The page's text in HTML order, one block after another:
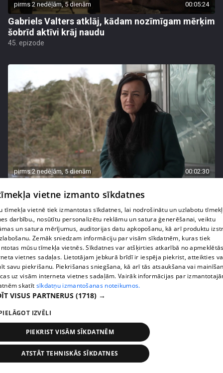
pirms 2 nedēļām, 5 dienām 00:05:24
Gabriels Valters atklāj, kādam nozīmīgam mērķim
šobrīd aktīvi krāj naudu
45. epizode
pirms 2 nedēļām, 5 dienām 00:02:30
meitas Beatrises diagnozi
55. epizode
"Rēķinu vīram piestādi!" Olga Koha pie speciālista
vietne izmanto sīkdatnes
tīmekļa vietnē tiek izmantotas sīkdatnes, lai nodrošinātu un uzlabotu
darbību., nosūtītu personalizētu reklāmu un satura ģenerēšanai, veiktu
un satura mērījumus, auditorijas datu apkopošanu, kā arī produktu
Zemāk sniedzam informāciju par visām sīkdatnēm, kuras tiek
mūsu tīmekļa vietnēs. Sīkdatnes var atšķirties atkarībā no
vietnes sadaļas. Lietotājam jebkurā brīdī ir iespēja piekrist, atteikties
savu piekrišanu. Piekrišanas sniegšana, kā arī tās atsaukšana vai
uz visām interneta vietnes sadaļām. Vairāk informācijas par
skatīt sīkdatņu izmantošanas noteikumos.
VISUS PARTNERUS (1718) →
IZVĒLI
PIEKRIST VISĀM SĪKDATNĒM
ATSTĀT TEHNISKĀS SĪKDATNES